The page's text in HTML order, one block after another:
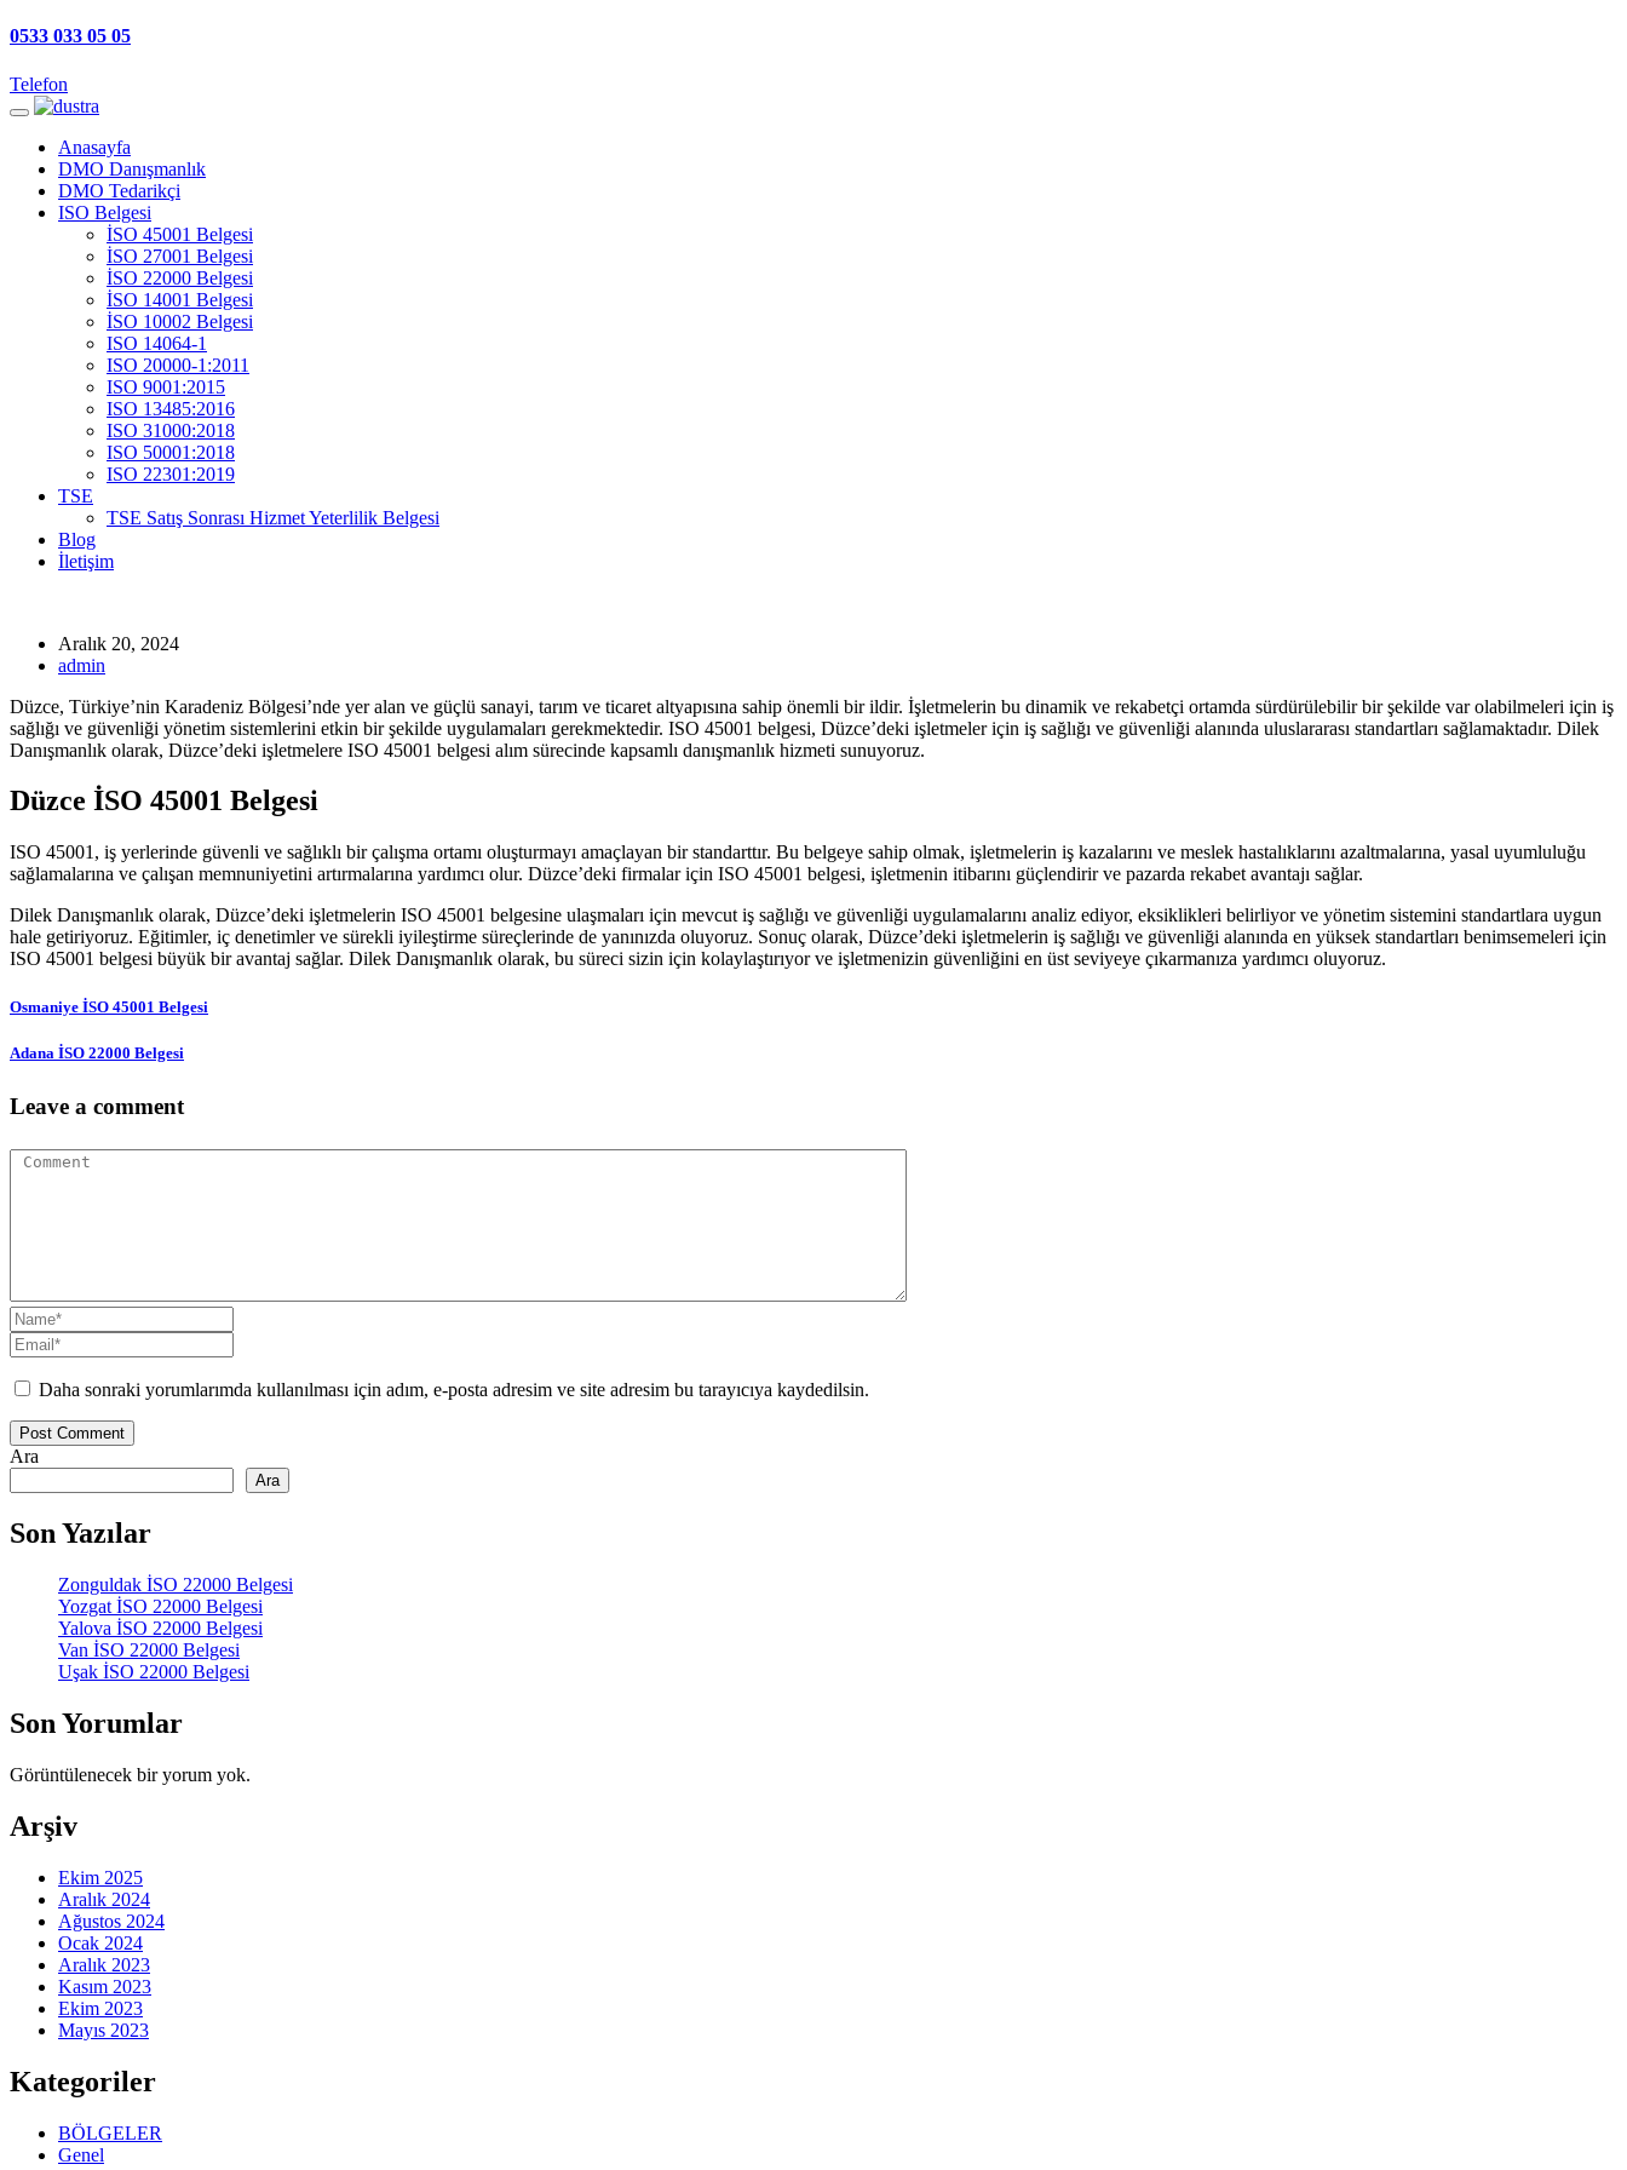
0533 033 05 05
Telefon
Anasayfa
DMO Danışmanlık
DMO Tedarikçi
ISO Belgesi
İSO 45001 Belgesi
İSO 27001 Belgesi
İSO 22000 Belgesi
İSO 14001 Belgesi
İSO 10002 Belgesi
ISO 14064-1
ISO 20000-1:2011
ISO 9001:2015
ISO 13485:2016
ISO 31000:2018
ISO 50001:2018
ISO 22301:2019
TSE
TSE Satış Sonrası Hizmet Yeterlilik Belgesi
Blog
İletişim
Aralık 20, 2024
admin
Düzce, Türkiye’nin Karadeniz Bölgesi’nde yer alan ve güçlü sanayi, tarım ve ticaret altyapısına sahip önemli bir ildir. İşletmelerin bu dinamik ve rekabetçi ortamda sürdürülebilir bir şekilde var olabilmeleri için iş
sağlığı ve güvenliği yönetim sistemlerini etkin bir şekilde uygulamaları gerekmektedir. ISO 45001 belgesi, Düzce’deki işletmeler için iş sağlığı ve güvenliği alanında uluslararası standartları sağlamaktadır. Dilek
Danışmanlık olarak, Düzce’deki işletmelere ISO 45001 belgesi alım sürecinde kapsamlı danışmanlık hizmeti sunuyoruz.
Düzce İSO 45001 Belgesi
ISO 45001, iş yerlerinde güvenli ve sağlıklı bir çalışma ortamı oluşturmayı amaçlayan bir standarttır. Bu belgeye sahip olmak, işletmelerin iş kazalarını ve meslek hastalıklarını azaltmalarına, yasal uyumluluğu
sağlamalarına ve çalışan memnuniyetini artırmalarına yardımcı olur. Düzce’deki firmalar için ISO 45001 belgesi, işletmenin itibarını güçlendirir ve pazarda rekabet avantajı sağlar.
Dilek Danışmanlık olarak, Düzce’deki işletmelerin ISO 45001 belgesine ulaşmaları için mevcut iş sağlığı ve güvenliği uygulamalarını analiz ediyor, eksiklikleri belirliyor ve yönetim sistemini standartlara uygun
hale getiriyoruz. Eğitimler, iç denetimler ve sürekli iyileştirme süreçlerinde de yanınızda oluyoruz. Sonuç olarak, Düzce’deki işletmelerin iş sağlığı ve güvenliği alanında en yüksek standartları benimsemeleri için
ISO 45001 belgesi büyük bir avantaj sağlar. Dilek Danışmanlık olarak, bu süreci sizin için kolaylaştırıyor ve işletmenizin güvenliğini en üst seviyeye çıkarmanıza yardımcı oluyoruz.
Osmaniye İSO 45001 Belgesi
Adana İSO 22000 Belgesi
Leave a comment
Daha sonraki yorumlarımda kullanılması için adım, e-posta adresim ve site adresim bu tarayıcıya kaydedilsin.
Post Comment
Ara
Ara
Son Yazılar
Zonguldak İSO 22000 Belgesi
Yozgat İSO 22000 Belgesi
Yalova İSO 22000 Belgesi
Van İSO 22000 Belgesi
Uşak İSO 22000 Belgesi
Son Yorumlar
Görüntülenecek bir yorum yok.
Arşiv
Ekim 2025
Aralık 2024
Ağustos 2024
Ocak 2024
Aralık 2023
Kasım 2023
Ekim 2023
Mayıs 2023
Kategoriler
BÖLGELER
Genel